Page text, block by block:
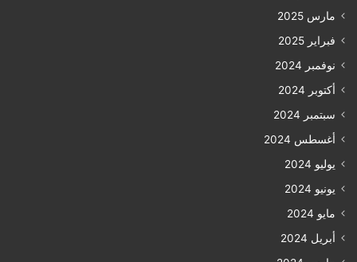
مارس 2025
فبراير 2025
نوفمبر 2024
أكتوبر 2024
سبتمبر 2024
أغسطس 2024
يوليو 2024
يونيو 2024
مايو 2024
أبريل 2024